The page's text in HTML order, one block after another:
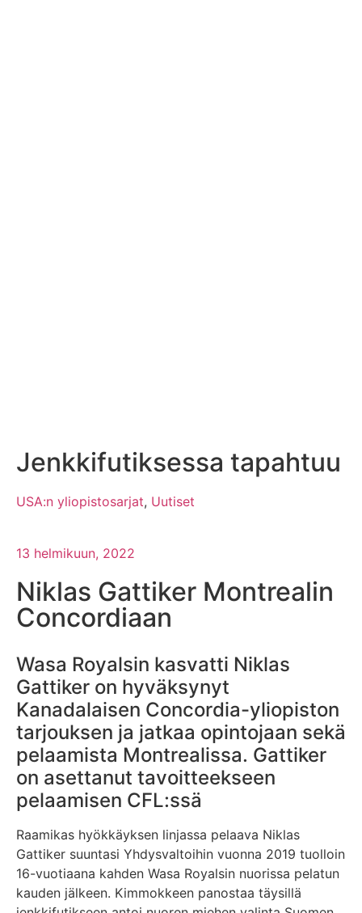
Jenkkifutiksessa tapahtuu
USA:n yliopistosarjat, Uutiset
13 helmikuun, 2022
Niklas Gattiker Montrealin
Concordiaan
Wasa Royalsin kasvatti Niklas
Gattiker on hyväksynyt
Kanadalaisen Concordia-yliopiston
tarjouksen ja jatkaa opintojaan sekä
pelaamista Montrealissa. Gattiker
on asettanut tavoitteekseen
pelaamisen CFL:ssä
Raamikas hyökkäyksen linjassa pelaava Niklas
Gattiker suuntasi Yhdysvaltoihin vuonna 2019 tuolloin
16-vuotiaana kahden Wasa Royalsin nuorissa pelatun
kauden jälkeen. Kimmokkeen panostaa täysillä